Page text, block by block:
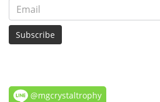
Subscribe
@mgcrystaltrophy